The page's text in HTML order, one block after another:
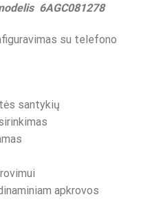
6AGC081278
su telefono
santykių
apkrovos